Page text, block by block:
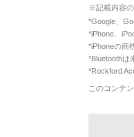
※記載内容
*Google、
*iPhone、
*iPhoneの商
*Bluetoothは
*Rockford
このコンテ